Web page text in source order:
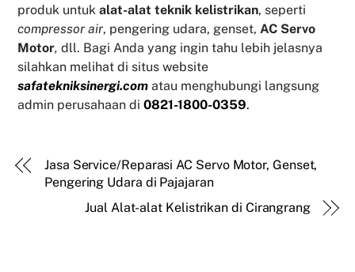
produk untukalat-alat teknik kelistrikan, seperti
compressor air, pengering udara, genset,AC Servo
Motor, dll. Bagi Anda yang ingin tahu lebih jelasnya
silahkan melihat di situs website
safatekniksinergi.com atau menghubungi langsung
admin perusahaan di0821-1800-0359.
Jasa Service/Reparasi AC Servo Motor, Genset,
Pengering Udara di Pajajaran
Jual Alat-alat Kelistrikan di Cirangrang